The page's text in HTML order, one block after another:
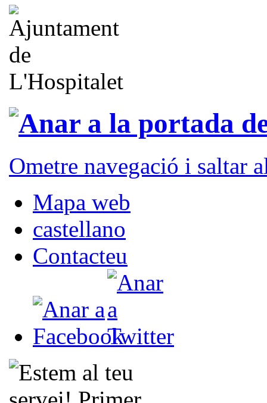
Ometre navegació i saltar
Mapa web
castellano
Contacteu